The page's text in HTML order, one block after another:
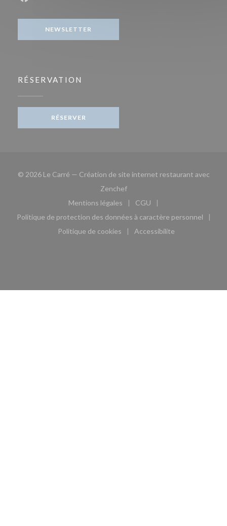
NEWSLETTER
RÉSERVATION
RÉSERVER
© 2026 Le Carré — Création de site internet restaurant avec
Zenchef((ouvre une nouvelle fenêtre))
Mentions légales
((ouvre une nouvelle fenêtre))
CGU
((ouvre une nouvelle
Politique de protection des données à caractère personnel
((ouvre une nouvelle fenêtre))
Politique de cookies
((ouvre une nouvelle fenêtre))
Accessibilite